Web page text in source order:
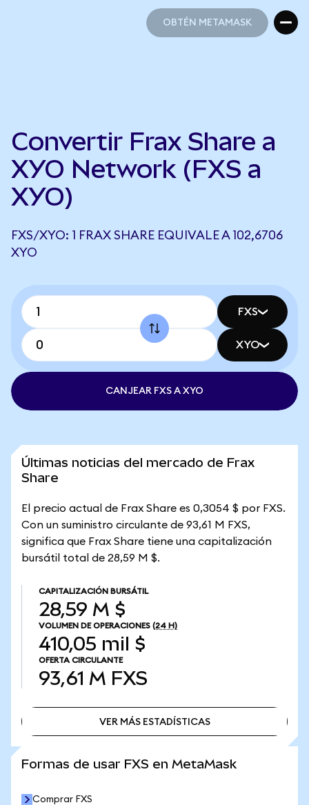
OBTÉN METAMASK
Convertir Frax Share a
XYO Network (FXS a
XYO)
FXS/XYO: 1 FRAX SHARE EQUIVALE A 102,6706
XYO
FXS
XYO
CANJEAR FXS A XYO
Últimas noticias del mercado de Frax
Share
El precio actual de Frax Share es 0,3054 $ por FXS.
Con un suministro circulante de 93,61 M FXS,
significa que Frax Share tiene una capitalización
bursátil total de 28,59 M $.
CAPITALIZACIÓN BURSÁTIL
28,59 M $
VOLUMEN DE OPERACIONES (24 H)
410,05 mil $
OFERTA CIRCULANTE
93,61 M FXS
VER MÁS ESTADÍSTICAS
Formas de usar FXS en MetaMask
Comprar FXS